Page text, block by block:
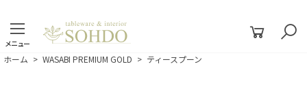
メニュー
ホーム > WASABI PREMIUM GOLD > ティースプーン